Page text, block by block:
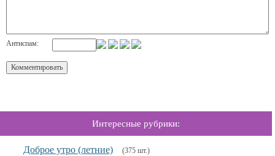
Антиспам:
Интересные рубрики:
Доброе утро (летние) (375 шт.)